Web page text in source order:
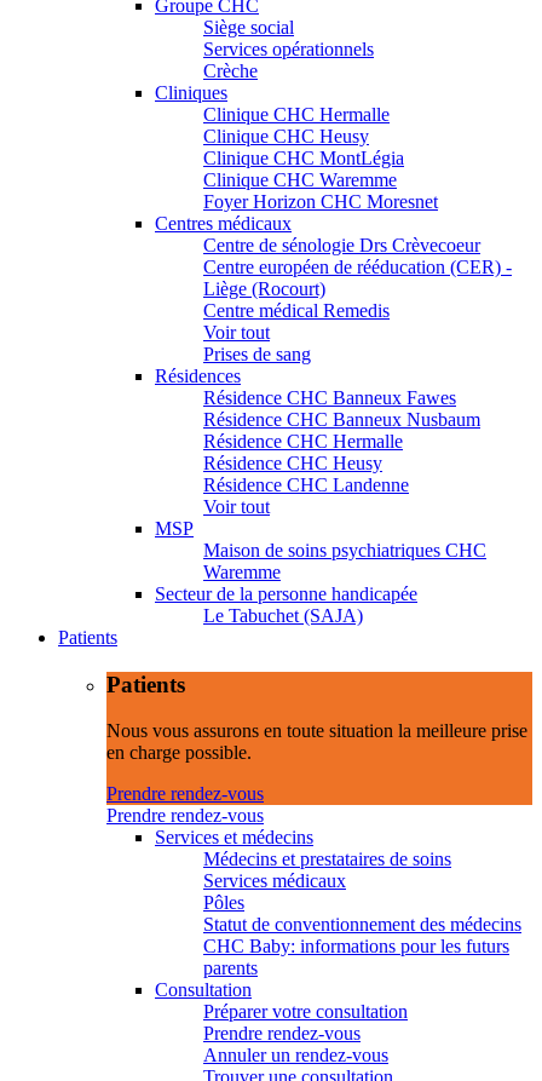
Groupe CHC
Siège social
Services opérationnels
Crèche
Cliniques
Clinique CHC Hermalle
Clinique CHC Heusy
Clinique CHC MontLégia
Clinique CHC Waremme
Foyer Horizon CHC Moresnet
Centres médicaux
Centre de sénologie Drs Crèvecoeur
Centre européen de rééducation (CER) -
Liège (Rocourt)
Centre médical Remedis
Voir tout
Prises de sang
Résidences
Résidence CHC Banneux Fawes
Résidence CHC Banneux Nusbaum
Résidence CHC Hermalle
Résidence CHC Heusy
Résidence CHC Landenne
Voir tout
MSP
Maison de soins psychiatriques CHC
Waremme
Secteur de la personne handicapée
Le Tabuchet (SAJA)
Patients
Patients
Nous vous assurons en toute situation la meilleure prise
en charge possible.
Prendre rendez-vous
Prendre rendez-vous
Services et médecins
Médecins et prestataires de soins
Services médicaux
Pôles
Statut de conventionnement des médecins
CHC Baby: informations pour les futurs
parents
Consultation
Préparer votre consultation
Prendre rendez-vous
Annuler un rendez-vous